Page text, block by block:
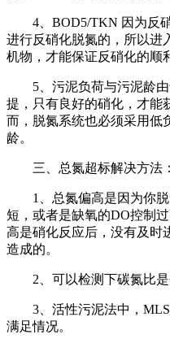
4、BOD5/TKN 因为反硝
进行反硝化脱氮的，所以进
机物，才能保证反硝化的顺
5、污泥负荷与污泥龄由
提，只有良好的硝化，才能
而，脱氮系统也必须采用低
龄。
三、总氮超标解决方法：
1、总氮偏高是因为你脱
短，或者是缺氧的DO控制
高是硝化反应后，没有及时
造成的。
2、可以检测下碳氮比是
3、活性污泥法中，
满足情况。